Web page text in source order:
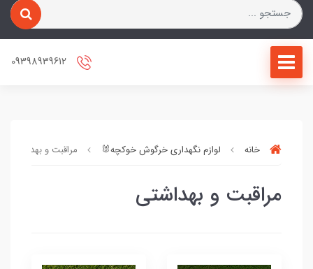
خانه لوازم نگهداری خرگوش خوکچه🐰 مراقبت و بهداشتی
مراقبت و بهداشتی